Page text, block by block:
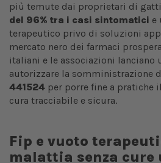
più temute dai proprietari di
del 96% tra i casi sintomatici e
terapeutico privo di soluzioni
mercato nero dei farmaci
italiani e le associazioni lanciano
autorizzare la somministrazione
441524 per porre fine a pratiche
cura tracciabile e sicura.
Fip e vuoto
malattia senza